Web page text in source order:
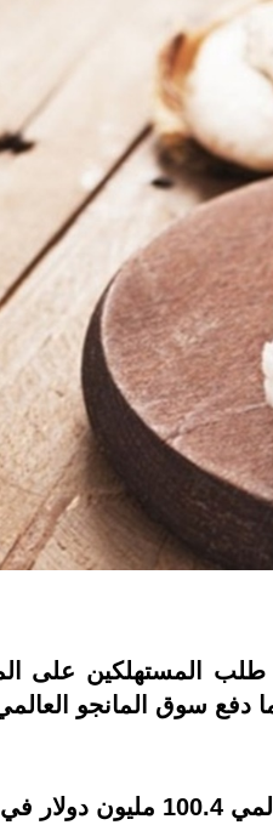
المستهلكين على
دفع سوق المانجو